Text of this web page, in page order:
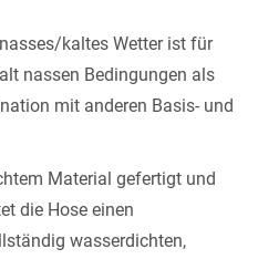
kaltes Wetter ist für
nassen Bedingungen als
mit anderen Basis- und
Material gefertigt und
die Hose einen
wasserdichten,